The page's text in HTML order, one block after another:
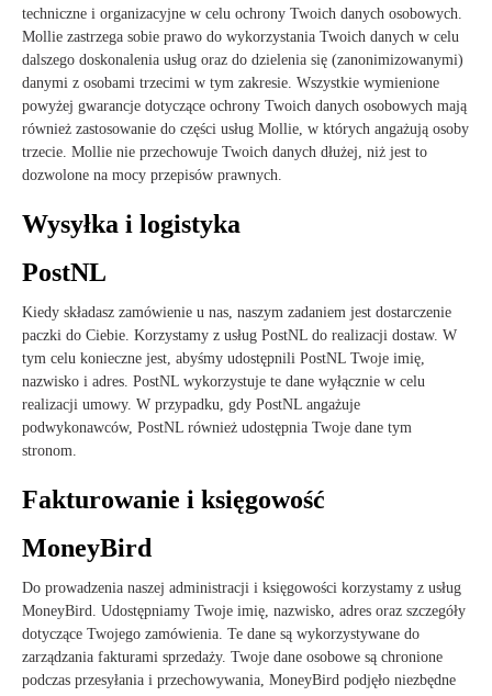
techniczne i organizacyjne w celu ochrony Twoich danych osobowych.
Mollie zastrzega sobie prawo do wykorzystania Twoich danych w celu
dalszego doskonalenia usług oraz do dzielenia się (zanonimizowanymi)
danymi z osobami trzecimi w tym zakresie. Wszystkie wymienione
powyżej gwarancje dotyczące ochrony Twoich danych osobowych mają
również zastosowanie do części usług Mollie, w których angażują osoby
trzecie. Mollie nie przechowuje Twoich danych dłużej, niż jest to
dozwolone na mocy przepisów prawnych.
Wysyłka i logistyka
PostNL
Kiedy składasz zamówienie u nas, naszym zadaniem jest dostarczenie
paczki do Ciebie. Korzystamy z usług PostNL do realizacji dostaw. W
tym celu konieczne jest, abyśmy udostępnili PostNL Twoje imię,
nazwisko i adres. PostNL wykorzystuje te dane wyłącznie w celu
realizacji umowy. W przypadku, gdy PostNL angażuje
podwykonawców, PostNL również udostępnia Twoje dane tym
stronom.
Fakturowanie i księgowość
MoneyBird
Do prowadzenia naszej administracji i księgowości korzystamy z usług
MoneyBird. Udostępniamy Twoje imię, nazwisko, adres oraz szczegóły
dotyczące Twojego zamówienia. Te dane są wykorzystywane do
zarządzania fakturami sprzedaży. Twoje dane osobowe są chronione
podczas przesyłania i przechowywania, MoneyBird podjęło niezbędne